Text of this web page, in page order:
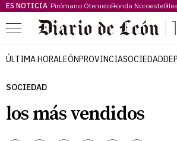
ES NOTICIA Pirómano OterueloRonda Noroeste
Menú
ÚLTIMA HORALEÓNPROVINCIASOCIEDAD
SOCIEDAD
los más vendidos